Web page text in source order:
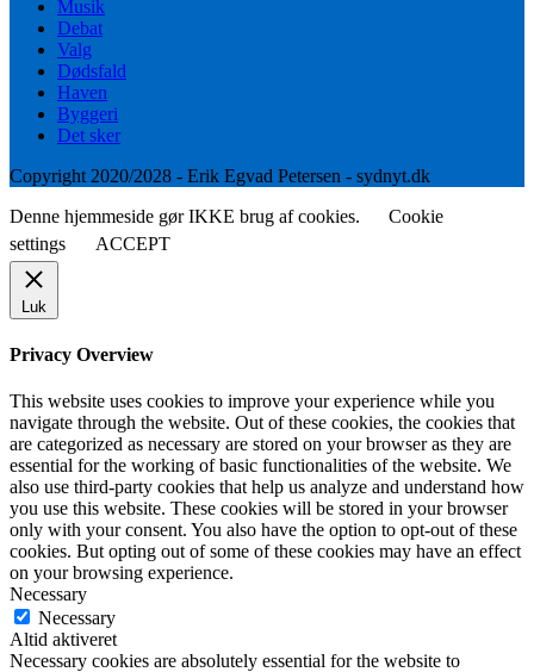
Musik
Debat
Valg
Dødsfald
Haven
Byggeri
Det sker
Copyright 2020/2028 - Erik Egvad Petersen - sydnyt.dk
Denne hjemmeside gør IKKE brug af cookies.
Cookie
settings
ACCEPT
Luk
Privacy Overview
This website uses cookies to improve your experience while you
navigate through the website. Out of these cookies, the cookies that
are categorized as necessary are stored on your browser as they are
essential for the working of basic functionalities of the website. We
also use third-party cookies that help us analyze and understand how
you use this website. These cookies will be stored in your browser
only with your consent. You also have the option to opt-out of these
cookies. But opting out of some of these cookies may have an effect
on your browsing experience.
Necessary
Necessary
Altid aktiveret
Necessary cookies are absolutely essential for the website to